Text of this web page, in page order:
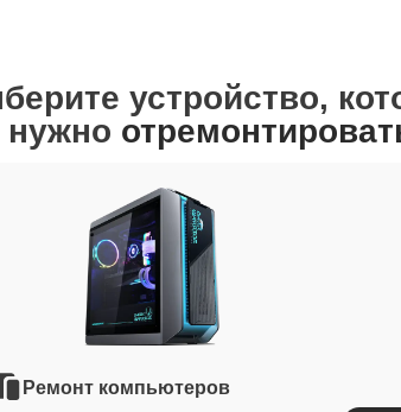
устройство,
нужно
Ремонт компьютеров